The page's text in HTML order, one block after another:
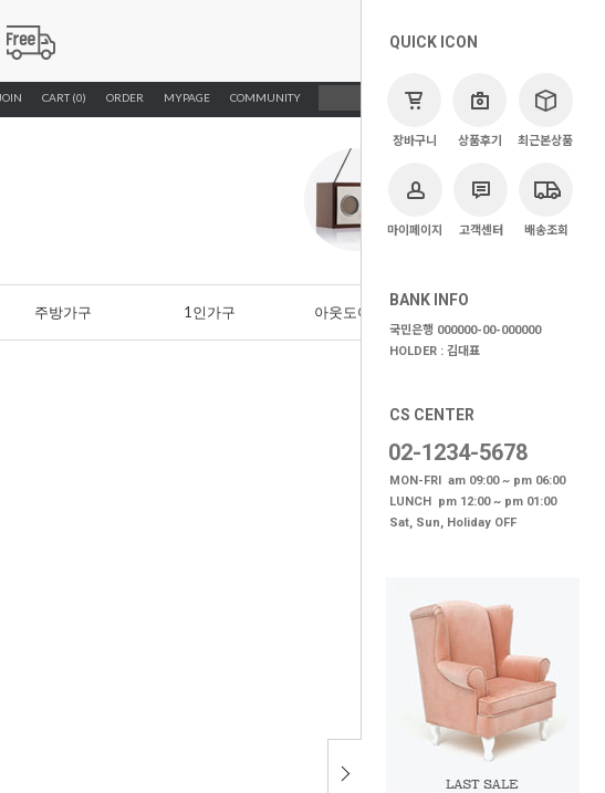
JOIN CART (0) ORDER MYPAGE COMMUNITY
주방가구 1인가구 아웃도어가구
QUICK ICON
장바구니 상품후기 최근본상품
마이페이지 고객센터 배송조회
BANK INFO
국민은행 000000-00-000000
HOLDER : 김대표
CS CENTER
02-1234-5678
MON-FRI am 09:00 ~ pm 06:00
LUNCH pm 12:00 ~ pm 01:00
Sat, Sun, Holiday OFF